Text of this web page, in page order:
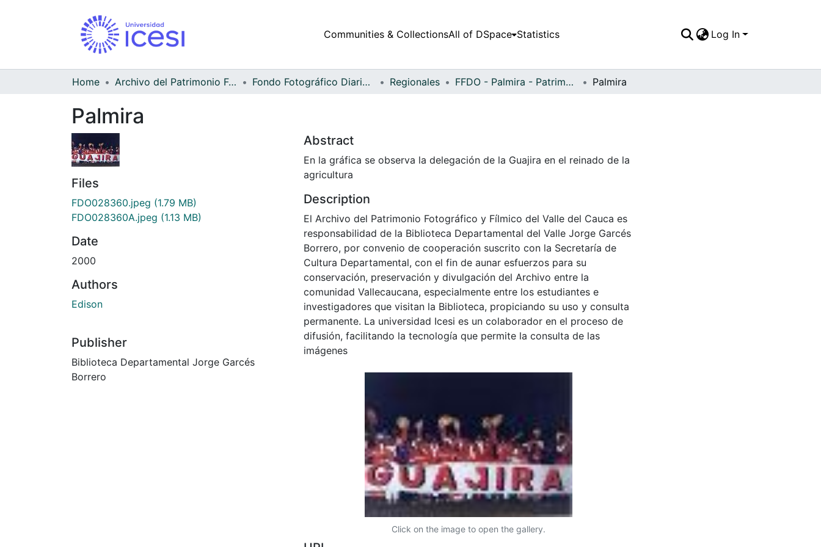
Communities & CollectionsAll of DSpace Statistics Log In
Home Archivo del Patrimonio Fotográfico y Fílmico del Valle del Cauca Fondo Fotográfico Diario Occidente Regionales FFDO - Palmira - Patrimonial Palmira
Palmira
Files
FDO028360.jpeg (1.79 MB)
FDO028360A.jpeg (1.13 MB)
Date
2000
Authors
Edison
Publisher
Biblioteca Departamental Jorge Garcés
Borrero
Abstract
En la gráfica se observa la delegación de la Guajira en el reinado de la
agricultura
Description
El Archivo del Patrimonio Fotográfico y Fílmico del Valle del Cauca es
responsabilidad de la Biblioteca Departamental del Valle Jorge Garcés
Borrero, por convenio de cooperación suscrito con la Secretaría de
Cultura Departamental, con el fin de aunar esfuerzos para su
conservación, preservación y divulgación del Archivo entre la
comunidad Vallecaucana, especialmente entre los estudiantes e
investigadores que visitan la Biblioteca, propiciando su uso y consulta
permanente. La universidad Icesi es un colaborador en el proceso de
difusión, facilitando la tecnología que permite la consulta de las
imágenes
Click on the image to open the gallery.